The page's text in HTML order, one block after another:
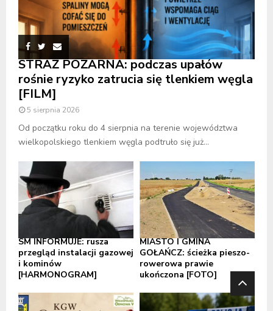
STRAŻ POŻARNA: podczas upałów
rośnie ryzyko zatrucia się tlenkiem węgla
[FILM]
5 sierpnia 2026
Od początku roku do 4 sierpnia na terenie województwa
wielkopolskiego tlenkiem węgla podtruło się już...
SM INFORMUJE: rusza
przegląd instalacji gazowej
i kominów
[HARMONOGRAM]
MIASTO I GMINA
GOŁAŃCZ: ścieżka pieszo-
rowerowa prawie
ukończona [FOTO]